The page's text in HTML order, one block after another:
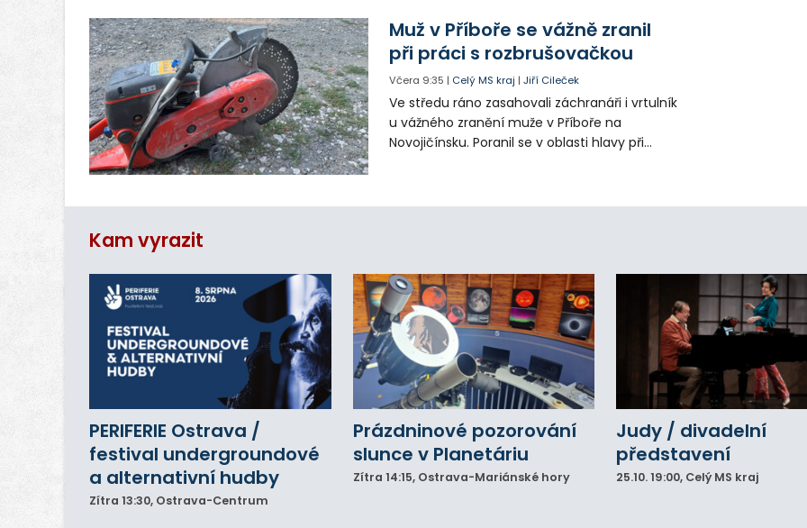
Muž v Příboře se vážně zranil
při práci s rozbrušovačkou
Včera 9:35 | Celý MS kraj |Jiří Cileček
Ve středu ráno zasahovali záchranáři i vrtulník
u vážného zranění muže v Příboře na
Novojičínsku. Poranil se v oblasti hlavy při
nemocnice.
Kam vyrazit
PERIFERIE Ostrava /
festival undergroundové
a alternativní hudby
Zítra 13:30, Ostrava-Centrum
Prázdninové pozorování
slunce v Planetáriu
Zítra 14:15, Ostrava-Mariánské hory
Judy / divadelní
představení
25.10.19:00, Celý MS kraj